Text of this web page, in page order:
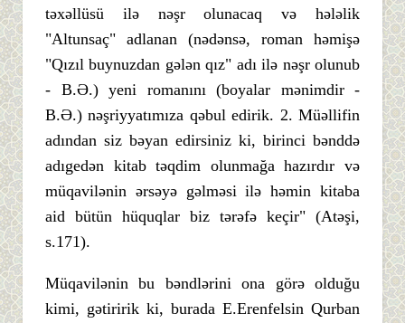
təxəllüsü ilə nəşr olunacaq və hələlik
"Altunsaç" adlanan (nədənsə, roman həmişə
"Qızıl buynuzdan gələn qız" adı ilə nəşr olunub
- B.Ə.) yeni romanını (boyalar mənimdir -
B.Ə.) nəşriyyatımıza qəbul edirik. 2. Müəllifin
adından siz bəyan edirsiniz ki, birinci bənddə
adıgedən kitab təqdim olunmağa hazırdır və
müqavilənin ərsəyə gəlməsi ilə həmin kitaba
aid bütün hüquqlar biz tərəfə keçir" (Atəşi,
s.171).
Müqavilənin bu bəndlərini ona görə olduğu
kimi, gətiririk ki, burada E.Erenfelsin Qurban